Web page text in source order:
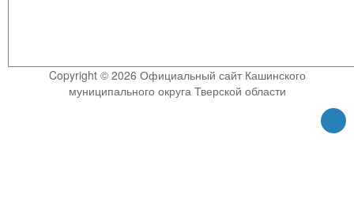
Copyright © 2026 Официальный сайт Кашинского
муниципального округа Тверской области